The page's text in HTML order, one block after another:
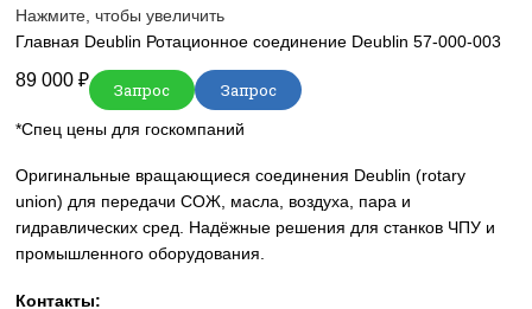
+7 (499) 130-03-67
sales@corp-line.ru
Нажмите, чтобы увеличить
DeublinРотационное соединение Deublin 57-
Запрос Запрос
*Спец цены для госкомпаний
Оригинальные вращающиеся соединения Deublin (rotary
union) для передачи СОЖ, масла, воздуха, пара и